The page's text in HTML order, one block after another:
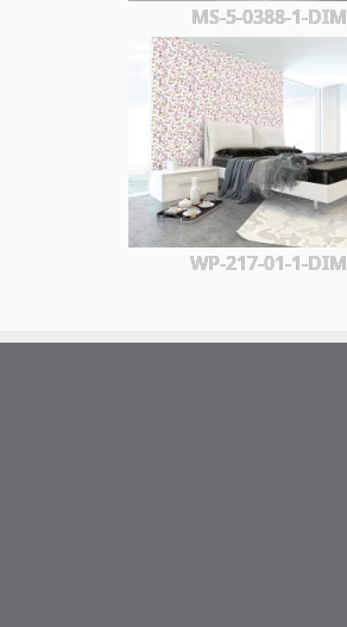
MS-5-0388-1-DIM
WP-217-01-1-DIM